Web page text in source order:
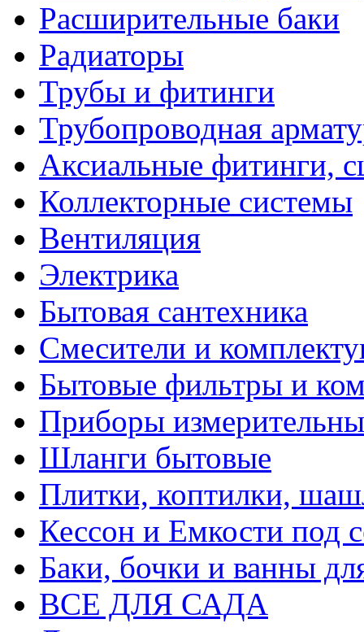
Расширительные баки
Радиаторы
Трубы и фитинги
Трубопроводная
Аксиальные фитинги,
Коллекторные системы
Вентиляция
Электрика
Бытовая сантехника
Смесители и
Бытовые фильтры и
Приборы
Шланги бытовые
Плитки, коптилки,
Кессон и Емкости под
Баки, бочки и ванны
ВСЕ ДЛЯ САДА